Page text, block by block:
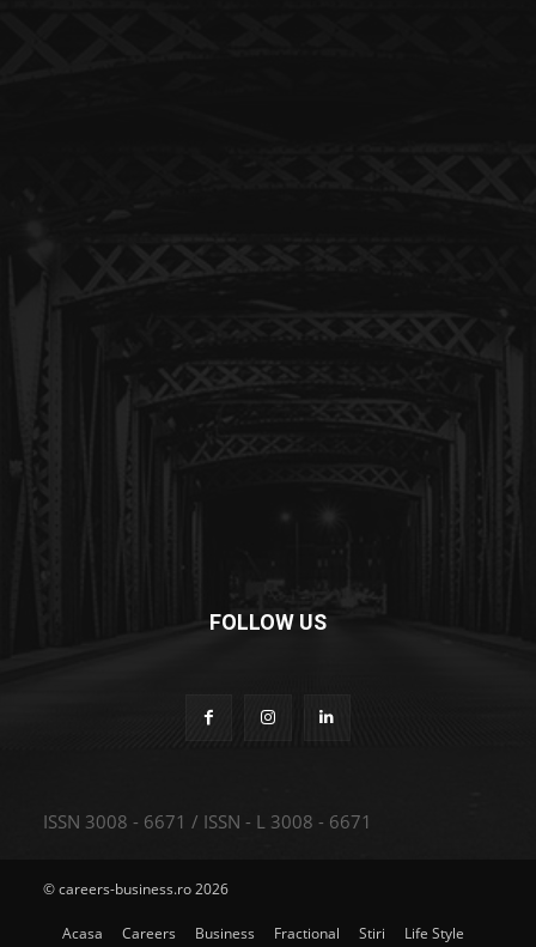
FOLLOW US
ISSN 3008 - 6671 / ISSN - L 3008 - 6671
© careers-business.ro 2026
Acasa Careers Business Fractional Stiri Life Style